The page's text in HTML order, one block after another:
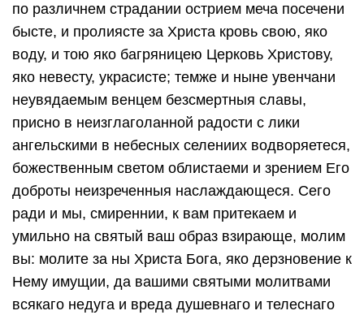
по различнем страдании острием меча посечени
бысте, и пролиясте за Христа кровь свою, яко
воду, и тою яко багряницею Церковь Христову,
яко невесту, украсисте; темже и ныне увенчани
неувядаемым венцем безсмертныя славы,
присно в неизглаголанной радости с лики
ангельскими в небесных селениих водворяетеся,
божественным светом облистаеми и зрением Его
доброты неизреченныя наслаждающеся. Сего
ради и мы, смиреннии, к вам притекаем и
умильно на святый ваш образ взирающе, молим
вы: молите за ны Христа Бога, яко дерзновение к
Нему имущии, да вашими святыми молитвами
всякаго недуга и вреда душевнаго и телеснаго